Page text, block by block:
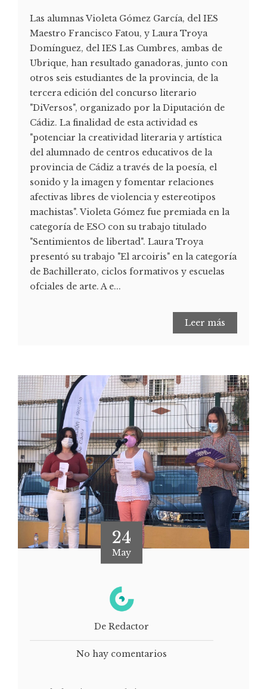
Las alumnas Violeta Gómez García, del IES
Maestro Francisco Fatou, y Laura Troya
Domínguez, del IES Las Cumbres, ambas de
Ubrique, han resultado ganadoras, junto con
otros seis estudiantes de la provincia, de la
tercera edición del concurso literario
"DiVersos", organizado por la Diputación de
Cádiz. La finalidad de esta actividad es
"potenciar la creatividad literaria y artística
del alumnado de centros educativos de la
provincia de Cádiz a través de la poesía, el
sonido y la imagen y fomentar relaciones
afectivas libres de violencia y estereotipos
machistas". Violeta Gómez fue premiada en la
categoría de ESO con su trabajo titulado
"Sentimientos de libertad". Laura Troya
presentó su trabajo "El arcoiris" en la categoría
de Bachillerato, ciclos formativos y escuelas
ofciales de arte. A e...
Leer más
24
May
De Redactor
No hay comentarios